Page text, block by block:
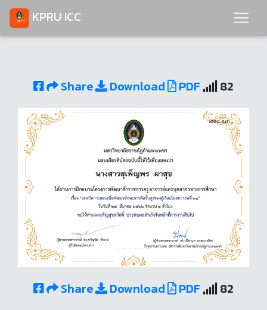
KPRU ICC
Share Download PDF 82
Share Download PDF 82